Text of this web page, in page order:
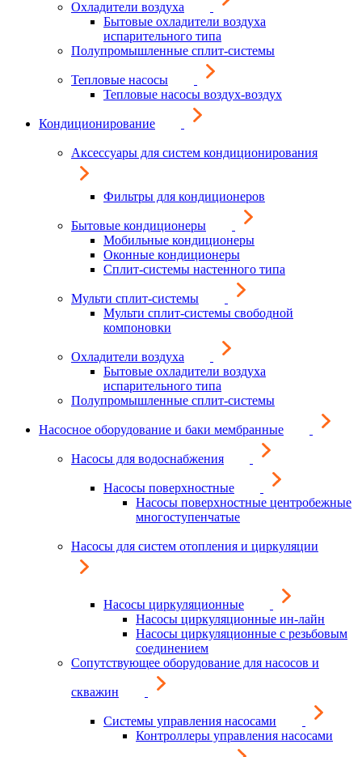
Охладители воздуха
Бытовые охладители воздуха
испарительного типа
Полупромышленные сплит-системы
Тепловые насосы
Тепловые насосы воздух-воздух
Кондиционирование
Аксессуары для систем кондиционирования
Фильтры для кондиционеров
Бытовые кондиционеры
Мобильные кондиционеры
Оконные кондиционеры
Сплит-системы настенного типа
Мульти сплит-системы
Мульти сплит-системы свободной
компоновки
Охладители воздуха
Бытовые охладители воздуха
испарительного типа
Полупромышленные сплит-системы
Насосное оборудование и баки мембранные
Насосы для водоснабжения
Насосы поверхностные
Насосы поверхностные центробежные
многоступенчатые
Насосы для систем отопления и циркуляции
Насосы циркуляционные
Насосы циркуляционные ин-лайн
Насосы циркуляционные с резьбовым
соединением
Сопутствующее оборудование для насосов и
скважин
Системы управления насосами
Контроллеры управления насосами